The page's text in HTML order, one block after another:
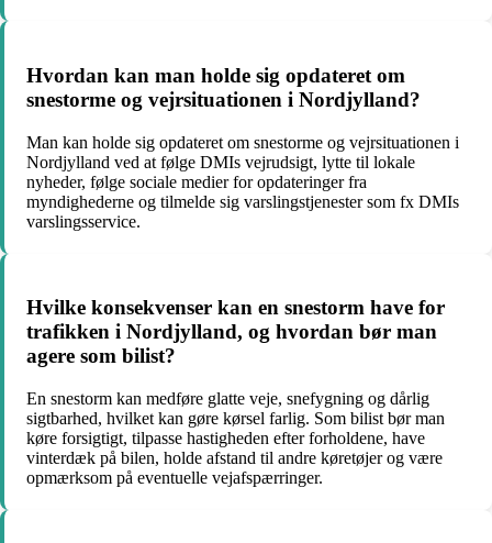
Hvordan kan man holde sig opdateret om
snestorme og vejrsituationen i Nordjylland?
Man kan holde sig opdateret om snestorme og vejrsituationen i
Nordjylland ved at følge DMIs vejrudsigt, lytte til lokale
nyheder, følge sociale medier for opdateringer fra
myndighederne og tilmelde sig varslingstjenester som fx DMIs
varslingsservice.
Hvilke konsekvenser kan en snestorm have for
trafikken i Nordjylland, og hvordan bør man
agere som bilist?
En snestorm kan medføre glatte veje, snefygning og dårlig
sigtbarhed, hvilket kan gøre kørsel farlig. Som bilist bør man
køre forsigtigt, tilpasse hastigheden efter forholdene, have
vinterdæk på bilen, holde afstand til andre køretøjer og være
opmærksom på eventuelle vejafspærringer.